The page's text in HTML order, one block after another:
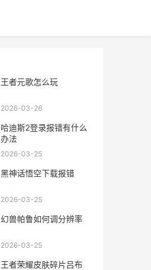
王者元歌怎么玩
2026-03-26
哈迪斯2登录报错有什么
办法
2026-03-25
黑神话悟空下载报错
2026-03-25
幻兽帕鲁如何调分辨率
2026-03-25
王者荣耀皮肤碎片吕布